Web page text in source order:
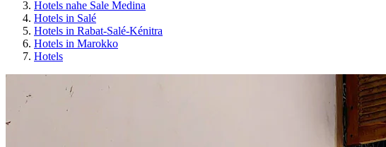
Hotels nahe Sale Medina
Hotels in Salé
Hotels in Rabat-Salé-Kénitra
Hotels in Marokko
Hotels